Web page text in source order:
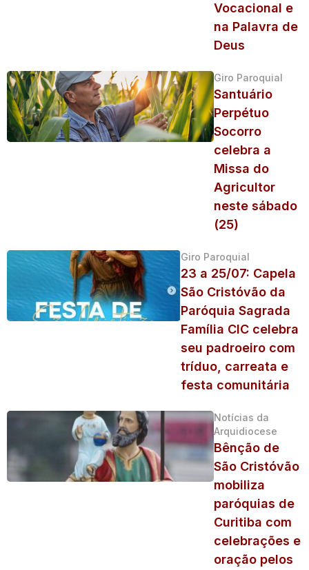
Vocacional e
na Palavra de
Deus
Giro Paroquial
Santuário
Perpétuo
Socorro
celebra a
Missa do
Agricultor
neste sábado
(25)
Giro Paroquial
23 a 25/07: Capela
São Cristóvão da
Paróquia Sagrada
Família CIC celebra
seu padroeiro com
tríduo, carreata e
festa comunitária
Notícias da
Arquidiocese
Bênção de
São Cristóvão
mobiliza
paróquias de
Curitiba com
celebrações e
oração pelos